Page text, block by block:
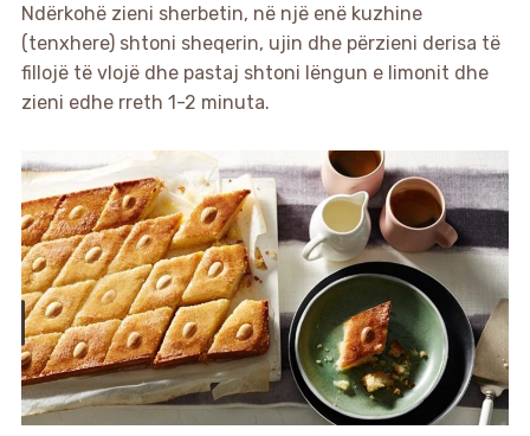
Ndërkohë zieni sherbetin, në një enë kuzhine
(tenxhere) shtoni sheqerin, ujin dhe përzieni derisa të
fillojë të vlojë dhe pastaj shtoni lëngun e limonit dhe
zieni edhe rreth 1-2 minuta.